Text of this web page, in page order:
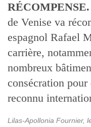
RÉCOMPENSE.
de Venise va
espagnol Rafael
carrière,
nombreux
consécration
reconnu
Lilas-Apollonia Fournier,